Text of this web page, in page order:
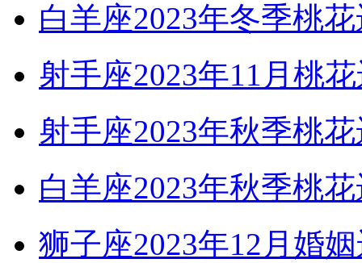
白羊座2023年冬季桃
射手座2023年11月桃
射手座2023年秋季桃
白羊座2023年秋季
狮子座2023年12月婚